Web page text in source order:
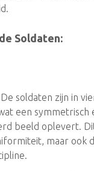
Soldaten:
De soldaten zijn in
een symmetrisch
beeld oplevert.
maar ook